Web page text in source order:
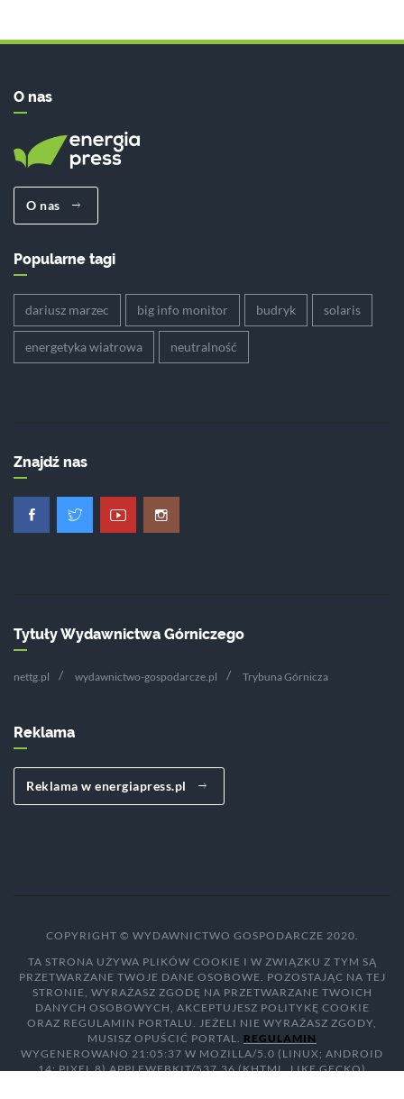
O nas
O nas
Popularne tagi
dariusz marzec big info monitor budryk solaris
energetyka wiatrowa neutralność
Znajdź nas
Tytuły Wydawnictwa Górniczego
nettg.pl wydawnictwo-gospodarcze.pl Trybuna Górnicza
Reklama
Reklama w energiapress.pl
COPYRIGHT © WYDAWNICTWO GOSPODARCZE 2020.
TA STRONA UŻYWA PLIKÓW COOKIE I W ZWIĄZKU Z TYM SĄ
PRZETWARZANE TWOJE DANE OSOBOWE. POZOSTAJĄC NA TEJ
STRONIE, WYRAŻASZ ZGODĘ NA PRZETWARZANE TWOICH
DANYCH OSOBOWYCH, AKCEPTUJESZ POLITYKĘ COOKIE
ORAZ REGULAMIN PORTALU. JEŻELI NIE WYRAŻASZ ZGODY,
MUSISZ OPUŚCIĆ PORTAL. REGULAMIN
WYGENEROWANO 21:05:37 W MOZILLA/5.0 (LINUX; ANDROID
14; PIXEL 8) APPLEWEBKIT/537.36 (KHTML, LIKE GECKO)